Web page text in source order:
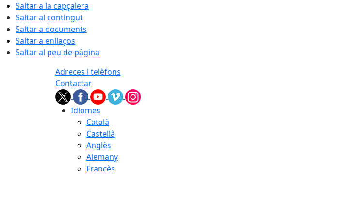
Saltar a la capçalera
Saltar al contingut
Saltar a documents
Saltar a enllaços
Saltar al peu de pàgina
Adreces i telèfons
Contactar
Idiomes
Català
Castellà
Anglès
Alemany
Francès